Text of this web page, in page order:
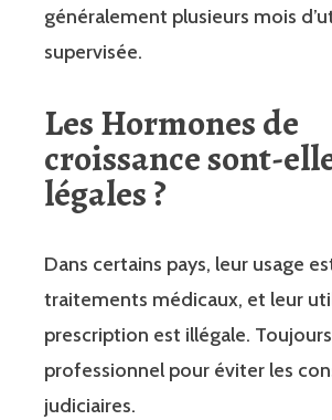
généralement plusieurs mois
supervisée.
LesHormones de
croissancesont-
légales ?
Dans certains pays, leur usage
traitements médicaux, et leur
prescription est illégale.
professionnel pour éviter les
judiciaires.